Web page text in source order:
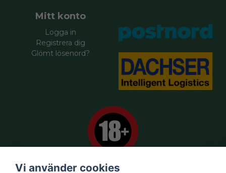
Mitt konto
Logga in
Registrera dig
Glömt lösenord?
Vi använder cookies